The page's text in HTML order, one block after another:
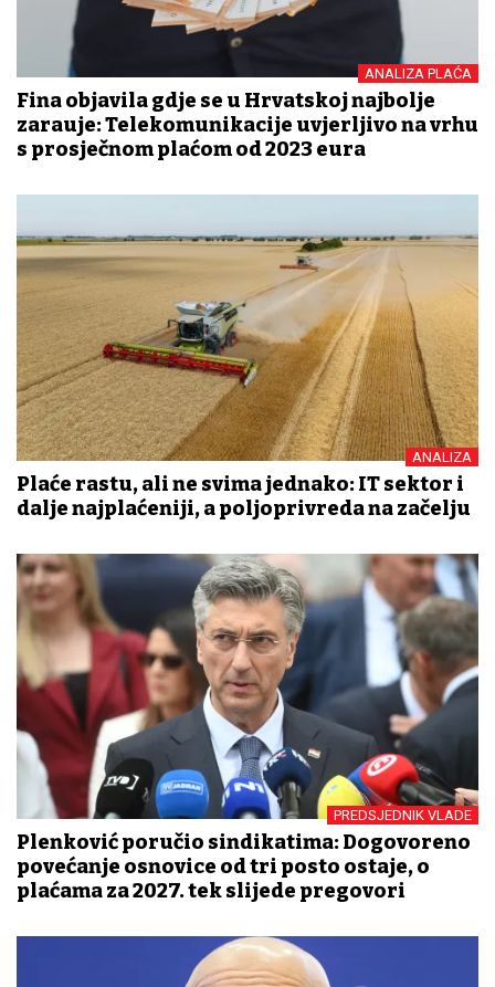
ANALIZA PLAĆA
Fina objavila gdje se u Hrvatskoj najbolje
zarađuje: Telekomunikacije uvjerljivo na vrhu
s prosječnom plaćom od 2023 eura
ANALIZA
Plaće rastu, ali ne svima jednako: IT sektor i
dalje najplaćeniji, a poljoprivreda na začelju
PREDSJEDNIK VLADE
Plenković poručio sindikatima: Dogovoreno
povećanje osnovice od tri posto ostaje, o
plaćama za 2027. tek slijede pregovori